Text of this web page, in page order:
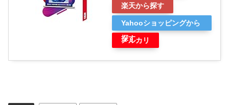
楽天から探す
Yahooショッピングから
探す
メルカリ